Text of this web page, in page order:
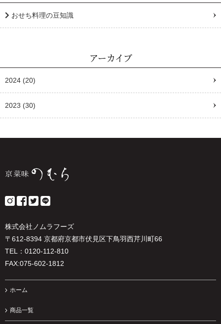
おせち料理の豆知識
アーカイブ
2024 (20)
2023 (30)
株式会社ノムラフーズ
〒612-8394 京都府京都市伏見区下鳥羽西芹川町66
TEL：0120-112-810
FAX:075-602-1812
ホーム
商品一覧